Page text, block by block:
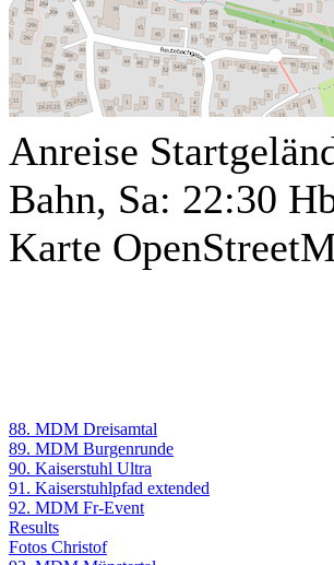
Anreise
Bahn, Sa: 22:30
Karte
88. MDM Dreisamtal
89. MDM Burgenrunde
90. Kaiserstuhl Ultra
91. Kaiserstuhlpfad extended
92. MDM Fr-Event
Results
Fotos Christof